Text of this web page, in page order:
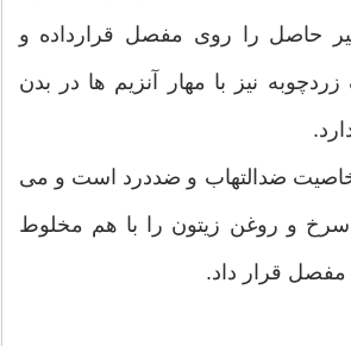
حاصل را روی مفصل قرارداده و
نیز با مهار آنزیم ها در بدن
خاصیت ضدالتهاب و ضددرد است و می
و روغن زیتون را با هم مخلوط
قرار داد.